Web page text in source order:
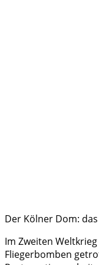
Der Kölner Dom:
Im Zweiten
Fliegerbomben